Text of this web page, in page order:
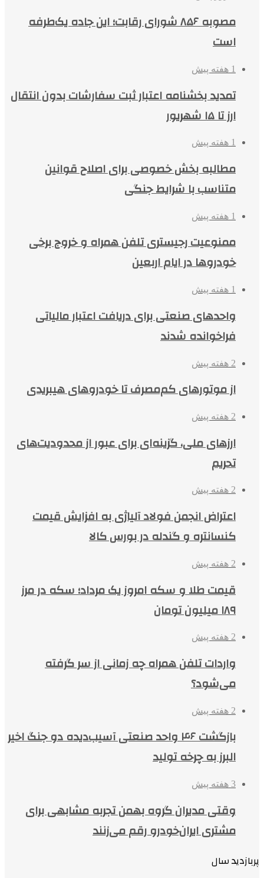
مصوبه ۸۵۶ شورای رقابت؛ این جاده یک‌طرفه
است
1 هفته پیش
تمدید بخشنامه اعتبار ثبت سفارشات بدون انتقال
ارز تا ۱۵ شهریور
1 هفته پیش
مطالبه بخش خصوصی برای اصلاح قوانین
متناسب با شرایط جنگی
1 هفته پیش
ممنوعیت رجیستری تلفن همراه و خروج برخی
خودروها در ایام اربعین
1 هفته پیش
واحدهای صنعتی برای دریافت اعتبار مالیاتی
فراخوانده شدند
2 هفته پیش
از موتورهای کم‌مصرف تا خودروهای هیبریدی
2 هفته پیش
ارزهای ملی، گزینه‌ای برای عبور از محدودیت‌های
تحریم
2 هفته پیش
اعتراض انجمن فولاد آلیاژی به افزایش قیمت
کنسانتره و گندله در بورس کالا
2 هفته پیش
قیمت طلا و سکه امروز یک مرداد؛ سکه در مرز
۱۸۹ میلیون تومان
2 هفته پیش
واردات تلفن همراه چه زمانی از سر گرفته
می‌شود؟
2 هفته پیش
بازگشت ۴۶ واحد صنعتی آسیب‌دیده دو جنگ اخیر
البرز به چرخه تولید
3 هفته پیش
وقتی مدیران گروه بهمن تجربه مشابهی برای
مشتری ایران‌خودرو رقم می‌زنند
پربازدید سال